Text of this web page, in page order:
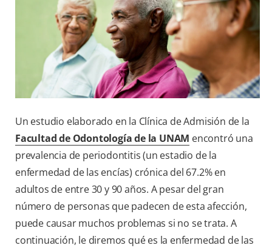
CUPONES
EC (ES)
SUSCRÍBETE
Un estudio elaborado en la Clínica de Admisión de la
Facultad de Odontología de la UNAM encontró una
prevalencia de periodontitis (un estadio de la
enfermedad de las encías) crónica del 67.2% en
adultos de entre 30 y 90 años. A pesar del gran
número de personas que padecen de esta afección,
puede causar muchos problemas si no se trata. A
continuación, le diremos qué es la enfermedad de las